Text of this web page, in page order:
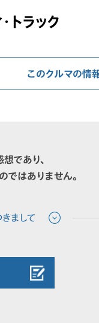
トラック
このクルマの情
であり、
ではありません。